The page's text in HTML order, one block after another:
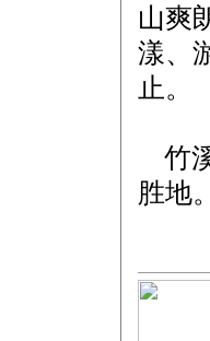
山爽
漾、
止。
竹
胜地。